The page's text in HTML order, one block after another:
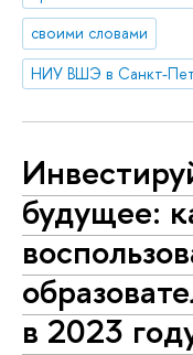
своими словами
НИУ ВШЭ в Санкт-
будущее:
в 2023